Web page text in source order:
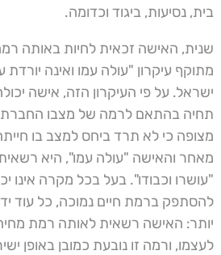
בית, נסיעות, ביגוד וכדומה.
שנית, האישה זכאית לחיות באותה
מתוקף עיקרון "עולה עמו ואינה יורדת
ישראל. על פי העיקרון הזה, אישה
תחיה בהתאם לרמה של מצבו החברתי
מצופה כי לא תרד ביחס למצב בו
מאחר והאישה "עולה עמו", היא
"עושרו וכבודו". בעל בכל מקרה אינו
להסתפק ברמת חיים נמוכה, כל עוד
יותר: האישה רשאית לאותה רמת
לעצמו, ורמה זו נובעת כמובן באופן